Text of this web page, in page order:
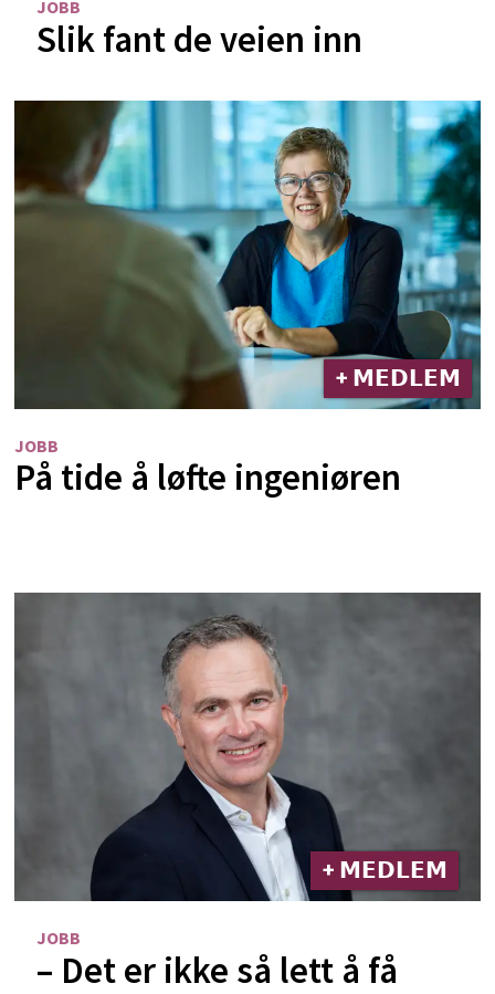
JOBB
Slik fant de veien inn
+ 𝗠𝗘𝗗𝗟𝗘𝗠
JOBB
På tide å løfte ingeniøren
+ 𝗠𝗘𝗗𝗟𝗘𝗠
JOBB
– Det er ikke så lett å få